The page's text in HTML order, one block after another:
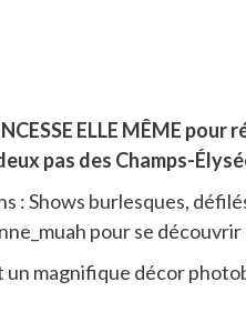
ELLE MÊME pour
pas des Champs-
: Shows burlesques,
pour se découvrir
magnifique décor